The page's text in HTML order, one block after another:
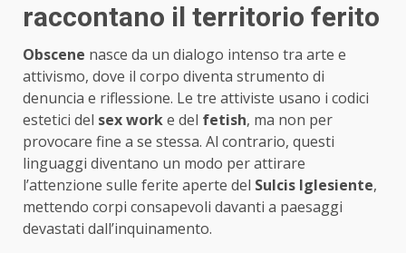
raccontano il territorio ferito
Obscene nasce da un dialogo intenso tra arte e
attivismo, dove il corpo diventa strumento di
denuncia e riflessione. Le tre attiviste usano i codici
estetici del sex worke del fetish, ma non per
provocare fine a se stessa. Al contrario, questi
linguaggi diventano un modo per attirare
l’attenzione sulle ferite aperte del Sulcis Iglesiente,
mettendo corpi consapevoli davanti a paesaggi
devastati dall’inquinamento.